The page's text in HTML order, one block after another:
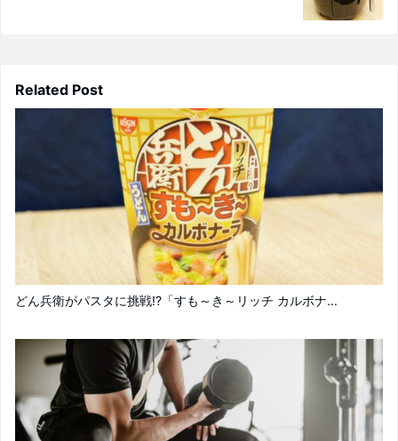
Related Post
どん兵衛がパスタに挑戦!?「すも～き～リッチ カルボナ...